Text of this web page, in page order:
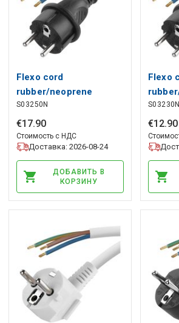
Flexo cord
rubber/neoprene
3×1.5mm2, 5m, black,
EMOS
S03250N
€17.90
Стоимость с НДС
Доставка: 2026-08-24
ДОБАВИТЬ В
КОРЗИНУ
Flexo
EMOS
S03230N
€12.90